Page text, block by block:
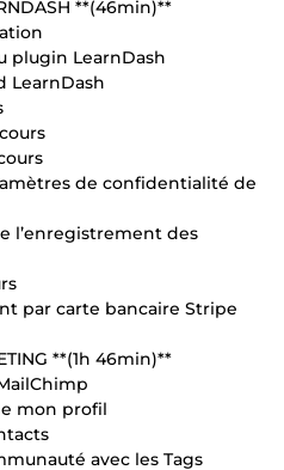
**(46min)**
plugin LearnDash
LearnDash
de confidentialité de
l’enregistrement des
par carte bancaire Stripe
**(1h 46min)**
mon profil
avec les Tags